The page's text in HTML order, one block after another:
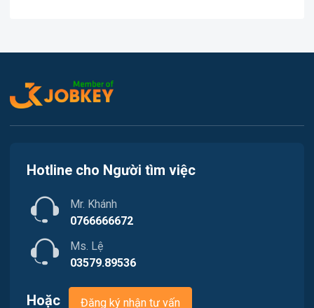
Lao Động Phổ Thông
Nhà hàng / Khách sạn
Nhân sự
Việc làm Thới An Đông
Việc làm Phước Thới
Việc làm Thới Long
Việc làm Trung Nhất
Hotline cho Người tìm việc
Mr. Khánh
0766666672
Ms. Lệ
03579.89536
Hoặc Đăng ký nhận tư vấn